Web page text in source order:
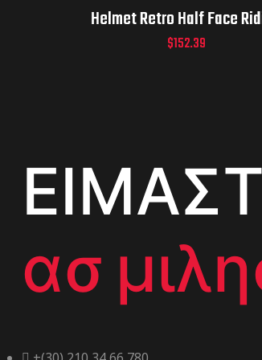
Helmet Retro Half Face
$152.39
ασ